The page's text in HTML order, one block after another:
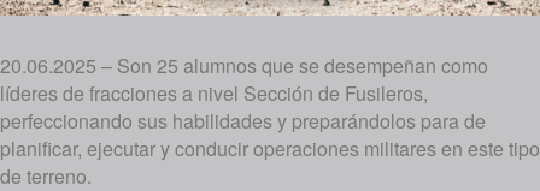
20.06.2025 – Son 25 alumnos que se desempeñan como
líderes de fracciones a nivel Sección de Fusileros,
perfeccionando sus habilidades y preparándolos para de
planificar, ejecutar y conducir operaciones militares en este tipo
de terreno.